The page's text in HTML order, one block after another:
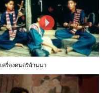
เครื่องดนตรีล้านนา